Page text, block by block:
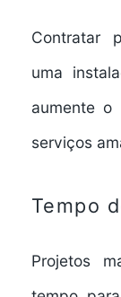
Contratar
uma
aumente o
serviços
Tempo
Projetos